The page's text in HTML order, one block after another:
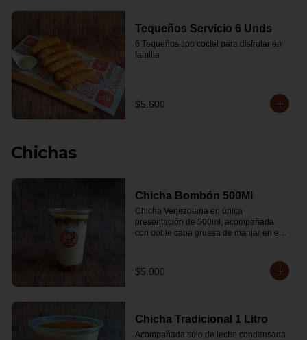
Tequeños Servicio 6 Unds
6 Tequeños tipo coctel para disfrutar en
familia
$5.600
Chichas
Chicha Bombón 500Ml
Chicha Venezolana en única
presentación de 500ml, acompañada
con doble capa gruesa de manjar en el
$5.000
Chicha Tradicional 1 Litro
Acompañada sólo de leche condensada